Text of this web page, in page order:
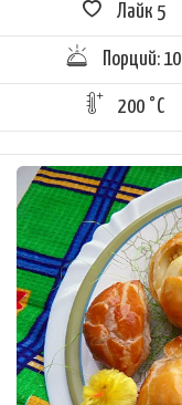
Лайк 5
Порций: 10
200 °C